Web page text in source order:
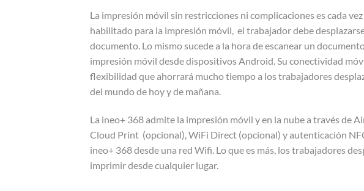
La impresión móvil sin restricciones ni complicaciones es cada
habilitado para la impresión móvil, el trabajador debe
documento. Lo mismo sucede a la hora de escanear un
impresión móvil desde dispositivos Android. Su conectividad
flexibilidad que ahorrará mucho tiempo a los trabajadores
del mundo de hoy y de mañana.
La ineo+ 368 admite la impresión móvil y en la nube a través de
Cloud Print (opcional), WiFi Direct (opcional) y autenticación
ineo+ 368 desde una red Wifi. Lo que es más, los trabajadores
imprimir desde cualquier lugar.